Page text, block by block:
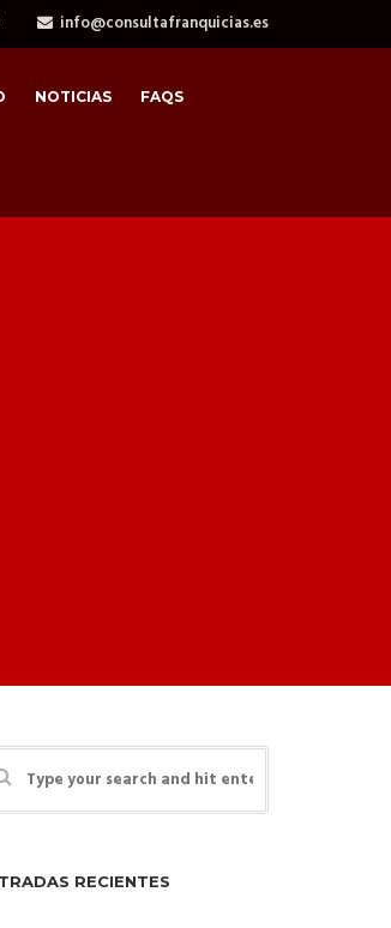
info@consultafranquicias.es
NOTICIAS FAQS
RECIENTES